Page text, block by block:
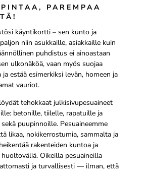
PAREMPAA
käyntikortti – sen kunto ja
niin asukkaille, asiakkaille kuin
puhdistus ei ainoastaan
ulkonäköä, vaan myös suojaa
estää esimerkiksi levän, homeen ja
vauriot.
tehokkaat julkisivupesuaineet
betonille, tiilelle, rapatuille ja
puupinnoille. Pesuaineemme
likaa, nokikerrostumia, sammalta ja
rakenteiden kuntoa ja
Oikeilla pesuaineilla
ja turvallisesti — ilman, että